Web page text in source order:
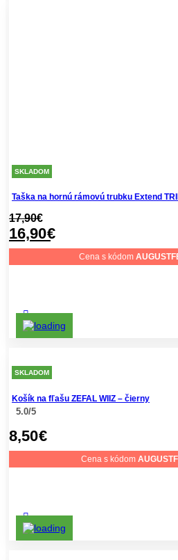
SKLADOM
Taška na hornú rámovú trubku Extend
17,90€
16,90€
Cena s kódom
SKLADOM
Košík na fľašu ZEFAL WIIZ – čierny
5.0/5
8,50€
Cena s kódom